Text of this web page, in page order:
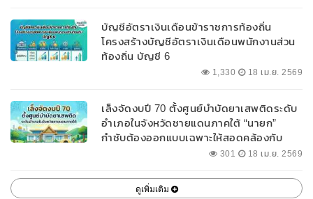
บัญชีอัตราเงินเดือนข้าราชการท้องถิ่น
โครงสร้างบัญชีอัตราเงินเดือนพนักงานส่วน
ท้องถิ่น บัญชี 6
1,330 18 เม.ย. 2569
เล็งจัดงบปี 70 ตั้งศูนย์บำบัดยาเสพติดระดับ
อำเภอในจังหวัดชายแดนภาคใต้ “นายก”
กำชับต้องออกแบบเฉพาะให้สอดคล้องกับ
301 18 เม.ย. 2569
ดูเพิ่มเติม